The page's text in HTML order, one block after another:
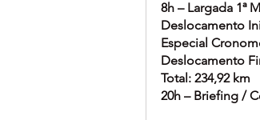
8h – Largada 1ª
Deslocamento
Especial
Deslocamento
Total: 234,92 km
20h – Briefing /